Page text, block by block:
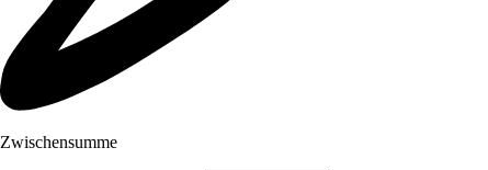
Zwischensumme